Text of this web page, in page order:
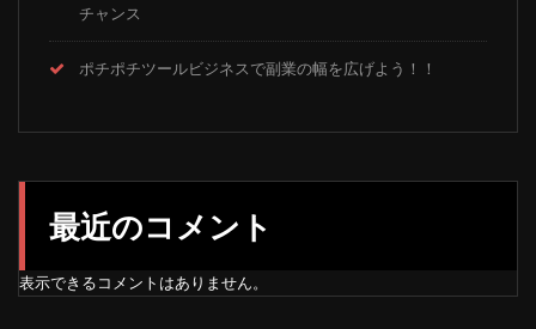
チャンス
ポチポチツールビジネスで副業の幅を広げよう！！
最近のコメント
表示できるコメントはありません。